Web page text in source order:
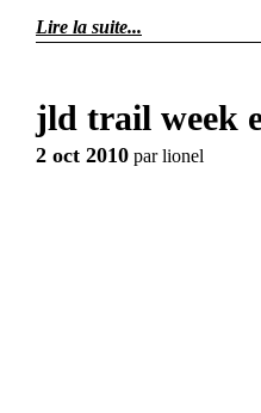
Lire la suite
jld trail week
2 oct 2010 parlionel